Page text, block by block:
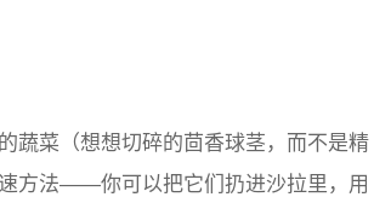
菜（想想切碎的茴香球茎，而不是精
方法——你可以把它们扔进沙拉里，用